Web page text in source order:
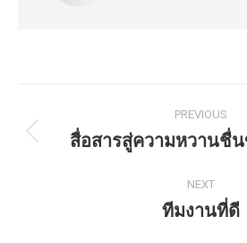
navigation
PREVIOUS
สื่อสารสู่ความหวานชื่
NEXT
Next
ทีมงานที่ดี